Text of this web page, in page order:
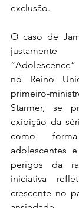
exclusão.
O caso de
no Reino
primeiro-
Starmer, se
exibição da
como
adolescentes
perigos da
iniciativa
crescente no